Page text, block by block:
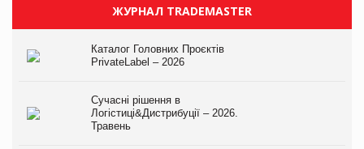
ЖУРНАЛ TRADEMASTER
Каталог Головних Проєктів
PrivateLabel – 2026
Сучасні рішення в
Логістиці&Дистрибуції – 2026.
Травень